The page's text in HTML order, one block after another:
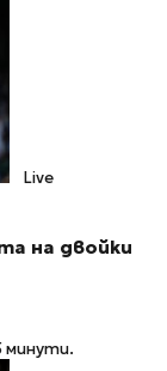
Live
на двойки
минути.